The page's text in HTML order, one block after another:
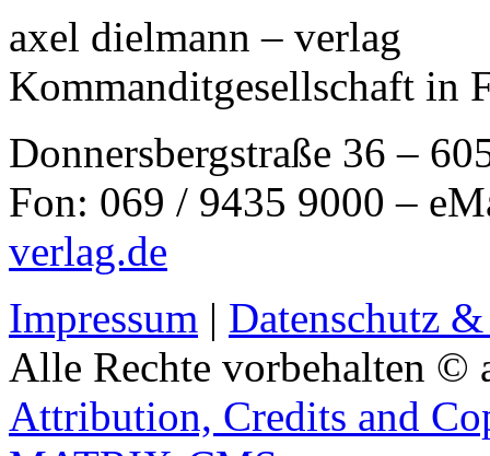
axel dielmann – verlag
Kommanditgesellschaft in
Donnersbergstraße 36 –
Fon: 069 / 9435 9000 –
verlag.de
Impressum | Datenschutz
Alle Rechte vorbehalten ©
Attribution, Credits and